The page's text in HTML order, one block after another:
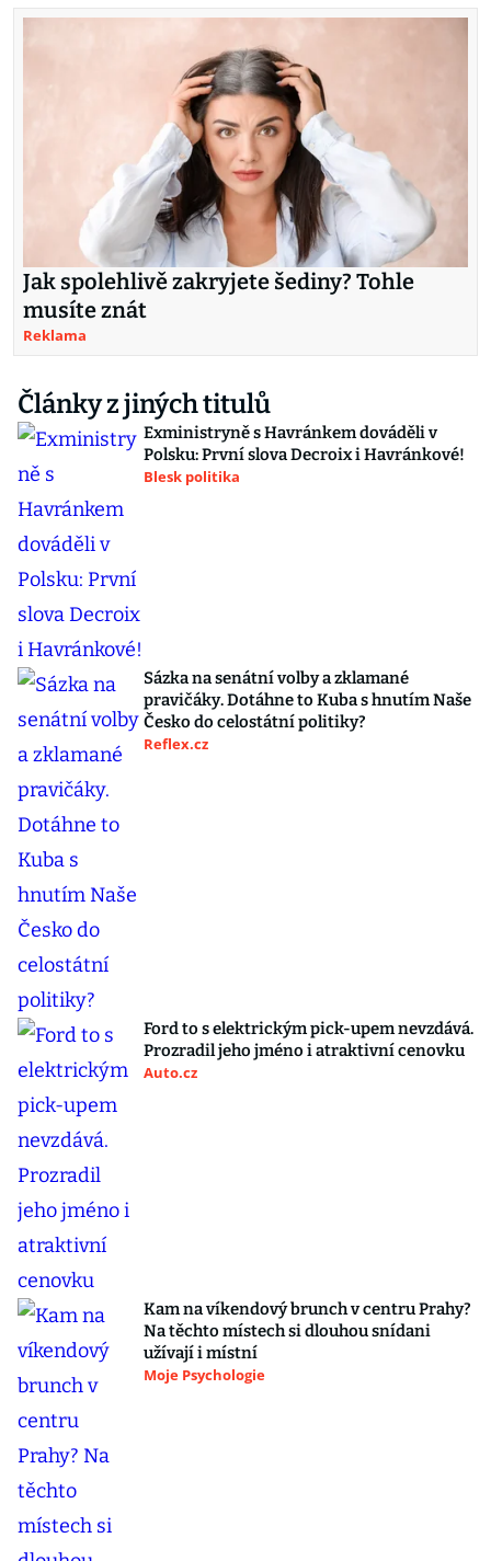
Jak spolehlivě zakryjete šediny? Tohle
musíte znát
Reklama
Články z jiných titulů
Exministryně s Havránkem dováděli v
Polsku: První slova Decroix i Havránkové!
Blesk politika
Sázka na senátní volby a zklamané
pravičáky. Dotáhne to Kuba s hnutím Naše
Česko do celostátní politiky?
Reflex.cz
Ford to s elektrickým pick-upem nevzdává.
Prozradil jeho jméno i atraktivní cenovku
Auto.cz
Kam na víkendový brunch v centru Prahy?
Na těchto místech si dlouhou snídani
užívají i místní
Moje Psychologie